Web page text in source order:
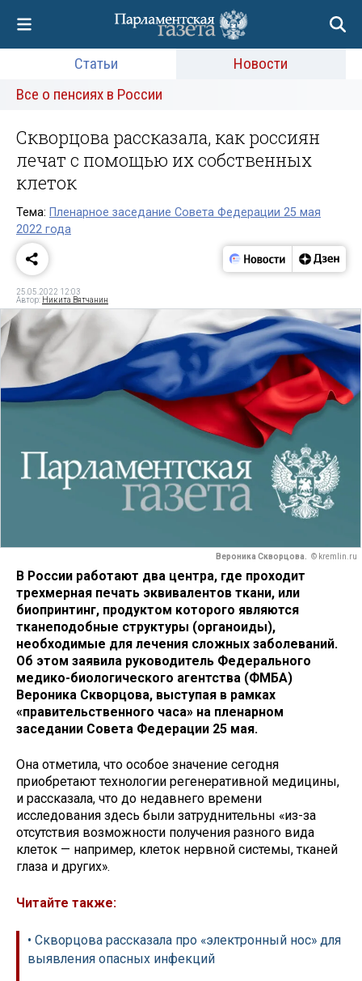
Статьи
Новости
Все о пенсиях в России
Скворцова рассказала, как россиян
лечат с помощью их собственных
клеток
Тема: Пленарное заседание Совета Федерации 25 мая
2022 года
25.05.2022 12:03
Автор: Никита Вятчанин
Вероника Скворцова. © kremlin.ru
В России работают два центра, где проходит
трехмерная печать эквивалентов ткани, или
биопринтинг, продуктом которого являются
тканеподобные структуры (органоиды),
необходимые для лечения сложных заболеваний.
Об этом заявила руководитель Федерального
медико-биологического агентства (ФМБА)
Вероника Скворцова, выступая в рамках
«правительственного часа» на пленарном
заседании Совета Федерации 25 мая.
Она отметила, что особое значение сегодня
приобретают технологии регенеративной медицины,
и рассказала, что до недавнего времени
исследования здесь были затруднительны «из-за
отсутствия возможности получения разного вида
клеток — например, клеток нервной системы, тканей
глаза и других».
Читайте также:
• Скворцова рассказала про «электронный нос» для
выявления опасных инфекций